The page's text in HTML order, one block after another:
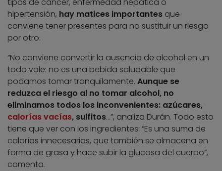
tipos de cáncer, enfermedad hepática o
hipertensión, hay matices importantes que
conviene tener presentes para no sustituir un riesgo
por otro.
“No conviene convertir la ausencia de alcohol en un
todo vale: no es una bebida saludable que
podamos tomar tranquilamente. Aunque se
reduzca el riesgo al no tomar alcohol, no
eliminamos todos los inconvenientes: azúcares,
calorías vacías, sulfitos…”, analiza Durán. Todo esto
tiene que ver con los ingredientes: “Es una suma de
calorías innecesarias, que también se almacena en
forma de grasa y hace subir la glucosa del cuerpo”,
comenta.